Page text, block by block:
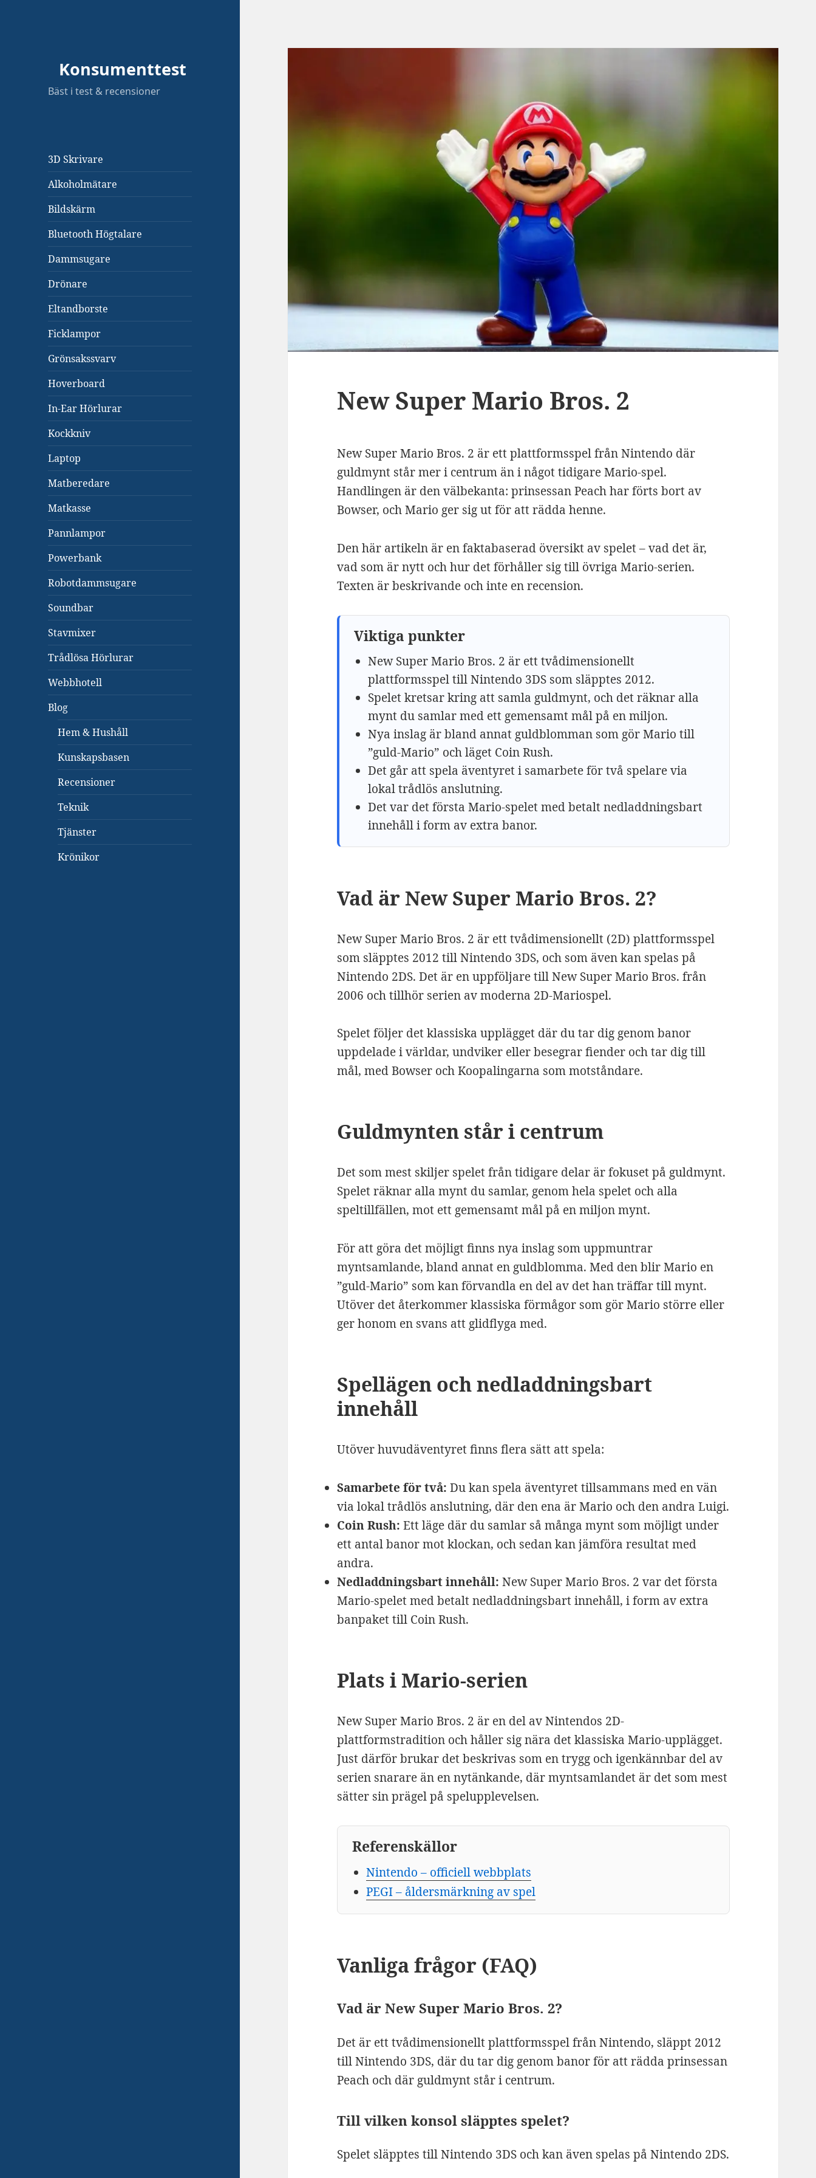
Konsumenttest
Bäst i test & recensioner
3D Skrivare
Alkoholmätare
Bildskärm
Bluetooth Högtalare
Dammsugare
Drönare
Eltandborste
Ficklampor
Grönsakssvarv
Hoverboard
In-Ear Hörlurar
Kockkniv
Laptop
Matberedare
Matkasse
Pannlampor
Powerbank
Robotdammsugare
Soundbar
Stavmixer
Trådlösa Hörlurar
Webbhotell
Blog
Hem & Hushåll
Kunskapsbasen
Recensioner
Teknik
Tjänster
Krönikor
New Super Mario Bros. 2
New Super Mario Bros. 2 är ett plattformsspel från Nintendo där
guldmynt står mer i centrum än i något tidigare Mario-spel.
Handlingen är den välbekanta: prinsessan Peach har förts bort av
Bowser, och Mario ger sig ut för att rädda henne.
Den här artikeln är en faktabaserad översikt av spelet – vad det är,
vad som är nytt och hur det förhåller sig till övriga Mario-serien.
Texten är beskrivande och inte en recension.
Viktiga punkter
New Super Mario Bros. 2 är ett tvådimensionellt
plattformsspel till Nintendo 3DS som släpptes 2012.
Spelet kretsar kring att samla guldmynt, och det räknar alla
mynt du samlar med ett gemensamt mål på en miljon.
Nya inslag är bland annat guldblomman som gör Mario till
”guld-Mario” och läget Coin Rush.
Det går att spela äventyret i samarbete för två spelare via
lokal trådlös anslutning.
Det var det första Mario-spelet med betalt nedladdningsbart
innehåll i form av extra banor.
Vad är New Super Mario Bros. 2?
New Super Mario Bros. 2 är ett tvådimensionellt (2D) plattformsspel
som släpptes 2012 till Nintendo 3DS, och som även kan spelas på
Nintendo 2DS. Det är en uppföljare till New Super Mario Bros. från
2006 och tillhör serien av moderna 2D-Mariospel.
Spelet följer det klassiska upplägget där du tar dig genom banor
uppdelade i världar, undviker eller besegrar fiender och tar dig till
mål, med Bowser och Koopalingarna som motståndare.
Guldmynten står i centrum
Det som mest skiljer spelet från tidigare delar är fokuset på guldmynt.
Spelet räknar alla mynt du samlar, genom hela spelet och alla
speltillfällen, mot ett gemensamt mål på en miljon mynt.
För att göra det möjligt finns nya inslag som uppmuntrar
myntsamlande, bland annat en guldblomma. Med den blir Mario en
”guld-Mario” som kan förvandla en del av det han träffar till mynt.
Utöver det återkommer klassiska förmågor som gör Mario större eller
ger honom en svans att glidflyga med.
Spellägen och nedladdningsbart
innehåll
Utöver huvudäventyret finns flera sätt att spela:
Samarbete för två: Du kan spela äventyret tillsammans med en vän
via lokal trådlös anslutning, där den ena är Mario och den andra Luigi.
Coin Rush: Ett läge där du samlar så många mynt som möjligt under
ett antal banor mot klockan, och sedan kan jämföra resultat med
andra.
Nedladdningsbart innehåll: New Super Mario Bros. 2 var det första
Mario-spelet med betalt nedladdningsbart innehåll, i form av extra
banpaket till Coin Rush.
Plats i Mario-serien
New Super Mario Bros. 2 är en del av Nintendos 2D-
plattformstradition och håller sig nära det klassiska Mario-upplägget.
Just därför brukar det beskrivas som en trygg och igenkännbar del av
serien snarare än en nytänkande, där myntsamlandet är det som mest
sätter sin prägel på spelupplevelsen.
Referenskällor
Nintendo – officiell webbplats
PEGI – åldersmärkning av spel
Vanliga frågor (FAQ)
Vad är New Super Mario Bros. 2?
Det är ett tvådimensionellt plattformsspel från Nintendo, släppt 2012
till Nintendo 3DS, där du tar dig genom banor för att rädda prinsessan
Peach och där guldmynt står i centrum.
Till vilken konsol släpptes spelet?
Spelet släpptes till Nintendo 3DS och kan även spelas på Nintendo 2DS.